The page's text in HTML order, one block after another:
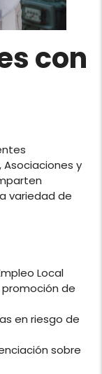
con
y
variedad de
Local
de
en riesgo de
sobre